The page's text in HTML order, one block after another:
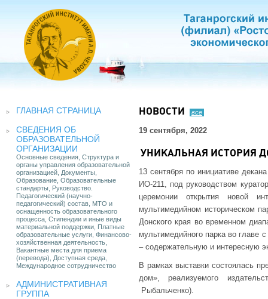
ГЛАВНАЯ СТРАНИЦА
СВЕДЕНИЯ ОБ
ОБРАЗОВАТЕЛЬНОЙ
ОРГАНИЗАЦИИ
Основные сведения, Структура и
органы управления образовательной
организацией, Документы,
Образование, Образовательные
стандарты, Руководство.
Педагогический (научно-
педагогический) состав, МТО и
оснащенность образовательного
процесса, Стипендии и иные виды
материальной поддержки, Платные
образовательные услуги, Финансово-
хозяйственная деятельность,
Вакантные места для приема
(перевода), Доступная среда,
Международное сотрудничество
АДМИНИСТРАТИВНАЯ
ГРУППА
НОВОСТИ все
19 сентября, 2022
УНИКАЛЬНАЯ ИСТОРИЯ
13 сентября по инициативе
ИО-211, под руководством
церемонии открытия новой
мультимедийном историческом
Донского края во временном
мультимедийного парка во главе
– содержательную и интересную
В рамках выставки состоялась
дом», реализуемого
Рыбальченко).